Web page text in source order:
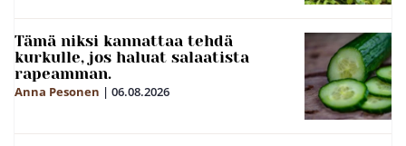
Tämä niksi kannattaa tehdä
kurkulle, jos haluat salaatista
rapeamman.
Anna Pesonen | 06.08.2026